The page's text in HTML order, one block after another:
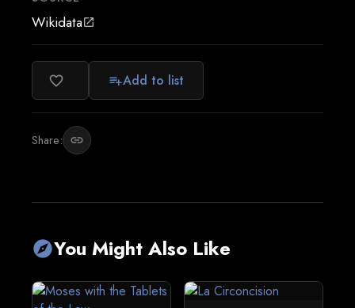
Wikidataopen_in_new
favorite_border playlist_addAdd to list
Share: link
exploreYou Might Also Like